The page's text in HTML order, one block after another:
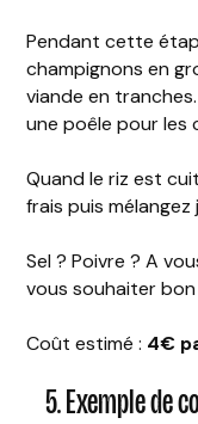
Pendant cette
champignons en
viande en
une poêle pour les
Quand le riz est
frais puis
Sel ? Poivre ? A
vous souhaiter
Coût estimé : 4€
5. Exemple de